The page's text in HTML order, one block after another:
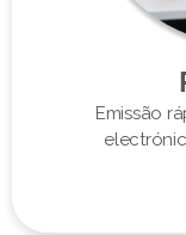
Emissão